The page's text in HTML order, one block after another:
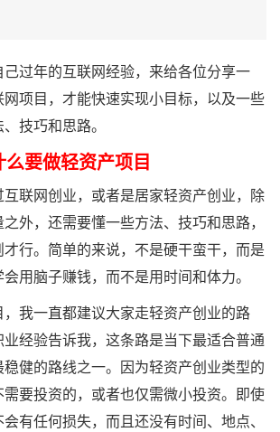
过年的互联网经验，来给各位分享一
项目，才能快速实现小目标，以及一些
技巧和思路。
要做轻资产项目
网创业，或者是居家轻资产创业，除
外，还需要懂一些方法、技巧和思路，
行。简单的来说，不是硬干蛮干，而是
用脑子赚钱，而不是用时间和体力。
我一直都建议大家走轻资产创业的路
经验告诉我，这条路是当下最适合普通
健的路线之一。因为轻资产创业类型的
要投资的，或者也仅需微小投资。即使
有任何损失，而且还没有时间、地点、